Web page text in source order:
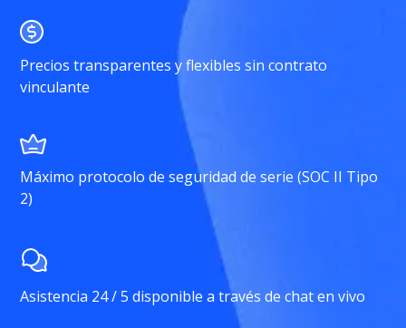
Precios transparentes y flexibles sin contrato
vinculante
Máximo protocolo de seguridad de serie (SOC II Tipo
2)
Asistencia 24 / 5 disponible a través de chat en vivo